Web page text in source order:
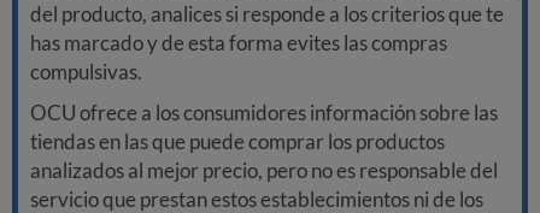
del producto, analices si responde a los criterios que te
has marcado y de esta forma evites las compras
compulsivas.
OCU ofrece a los consumidores información sobre las
tiendas en las que puede comprar los productos
analizados al mejor precio, pero no es responsable del
servicio que prestan estos establecimientos ni de los